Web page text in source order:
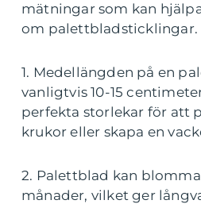
mätningar som kan
om palettbladsticklingar.
1. Medellängden på en
vanligtvis 10-15
perfekta storlekar för att
krukor eller skapa en
2. Palettblad kan
månader, vilket ger